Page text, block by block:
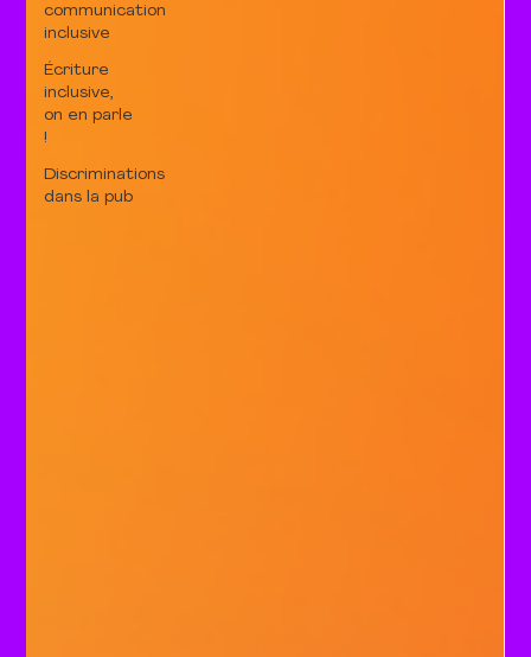
communication
inclusive
Écriture
inclusive,
on en parle
!
Discriminations
dans la pub